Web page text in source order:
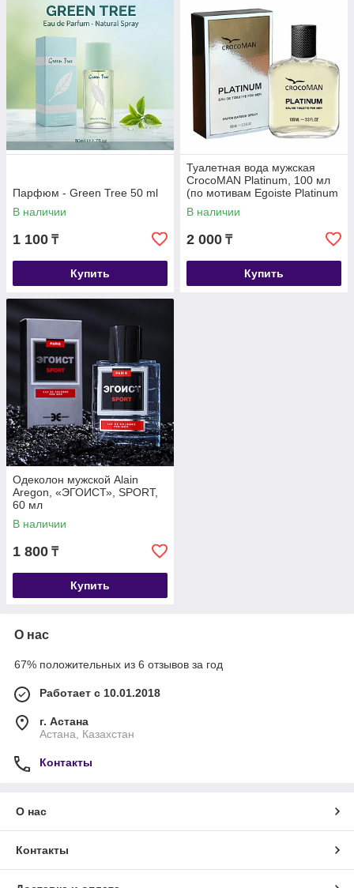
Парфюм - Green Tree 50 ml
В наличии
1 100 ₸
Купить
Туалетная вода мужская
CrocoMAN Platinum, 100 мл
(по мотивам Egoiste Platinum
(Chanel)
В наличии
2 000 ₸
Купить
Одеколон мужской Alain
Aregon, «ЭГОИСТ», SPORT,
60 мл
В наличии
1 800 ₸
Купить
О нас
67% положительных из 6 отзывов за год
Работает с 10.01.2018
г. Астана
Астана, Казахстан
Контакты
О нас
Контакты